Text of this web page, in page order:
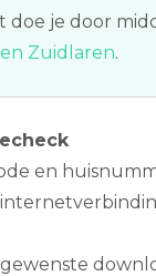
doe je door
Zuidlaren.
en